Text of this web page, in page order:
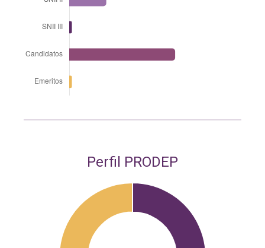
Perfil PRODEP